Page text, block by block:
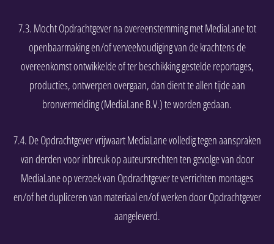
7.3. Mocht Opdrachtgever na overeenstemming met MediaLane tot
openbaarmaking en/of verveelvoudiging van de krachtens de
overeenkomst ontwikkelde of ter beschikking gestelde reportages,
producties, ontwerpen overgaan, dan dient te allen tijde aan
bronvermelding (MediaLane B.V.) te worden gedaan.
7.4. De Opdrachtgever vrijwaart MediaLane volledig tegen aanspraken
van derden voor inbreuk op auteursrechten ten gevolge van door
MediaLane op verzoek van Opdrachtgever te verrichten montages
en/of het dupliceren van materiaal en/of werken door Opdrachtgever
aangeleverd.